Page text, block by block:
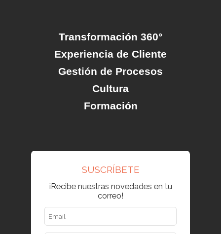
Transformación 360°
Experiencia de Cliente
Gestión de Procesos
Cultura
Formación
SUSCRÍBETE
¡Recibe nuestras novedades en tu
correo!